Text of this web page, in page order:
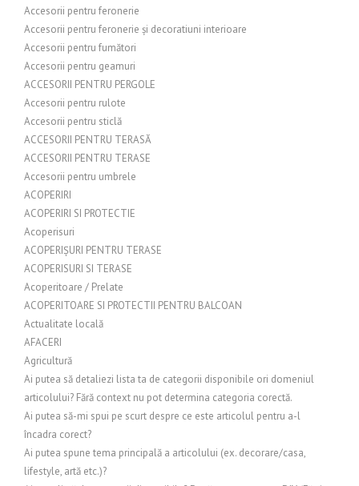
Accesorii pentru feronerie
Accesorii pentru feronerie și decoratiuni interioare
Accesorii pentru fumători
Accesorii pentru geamuri
ACCESORII PENTRU PERGOLE
Accesorii pentru rulote
Accesorii pentru sticlă
ACCESORII PENTRU TERASĂ
ACCESORII PENTRU TERASE
Accesorii pentru umbrele
ACOPERIRI
ACOPERIRI SI PROTECTIE
Acoperisuri
ACOPERIȘURI PENTRU TERASE
ACOPERISURI SI TERASE
Acoperitoare / Prelate
ACOPERITOARE SI PROTECTII PENTRU BALCOAN
Actualitate locală
AFACERI
Agricultură
Ai putea să detaliezi lista ta de categorii disponibile ori domeniul
articolului? Fără context nu pot determina categoria corectă.
Ai putea să-mi spui pe scurt despre ce este articolul pentru a-l
încadra corect?
Ai putea spune tema principală a articolului (ex. decorare/casa,
lifestyle, artă etc.)?